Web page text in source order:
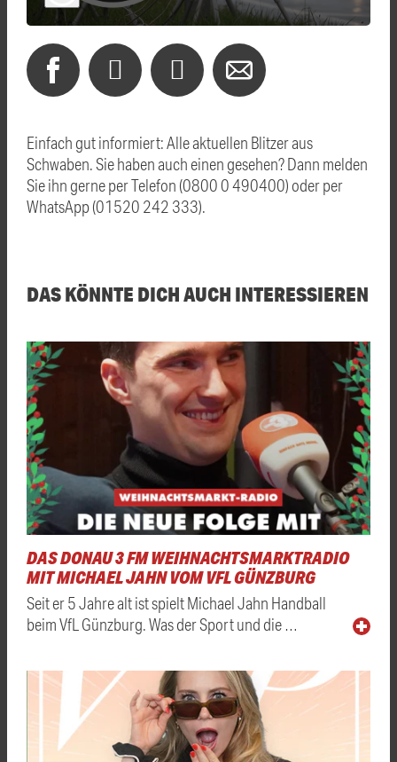
Einfach gut informiert: Alle aktuellen Blitzer aus
Schwaben. Sie haben auch einen gesehen? Dann melden
Sie ihn gerne per Telefon (0800 0 490400) oder per
WhatsApp (01520 242 333).
DAS KÖNNTE DICH AUCH INTERESSIEREN
DAS DONAU 3 FM WEIHNACHTSMARKTRADIO
MIT MICHAEL JAHN VOM VFL GÜNZBURG
Seit er 5 Jahre alt ist spielt Michael Jahn Handball
beim VfL Günzburg. Was der Sport und die …